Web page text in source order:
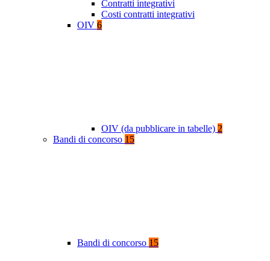
Contratti integrativi
Costi contratti integrativi
OIV 6
OIV (da pubblicare in tabelle) 2
Bandi di concorso 15
Bandi di concorso 15